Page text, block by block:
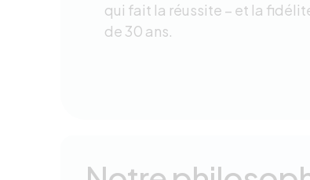
qui fait la réussite – et la
de 30 ans.